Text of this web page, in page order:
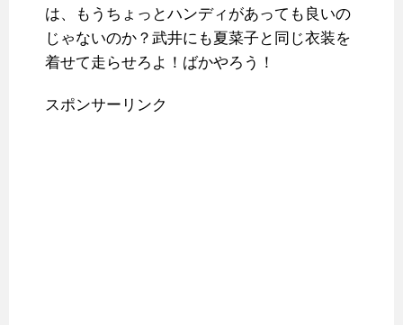
は、もうちょっとハンディがあっても良いの
じゃないのか？武井にも夏菜子と同じ衣装を
着せて走らせろよ！ばかやろう！
スポンサーリンク